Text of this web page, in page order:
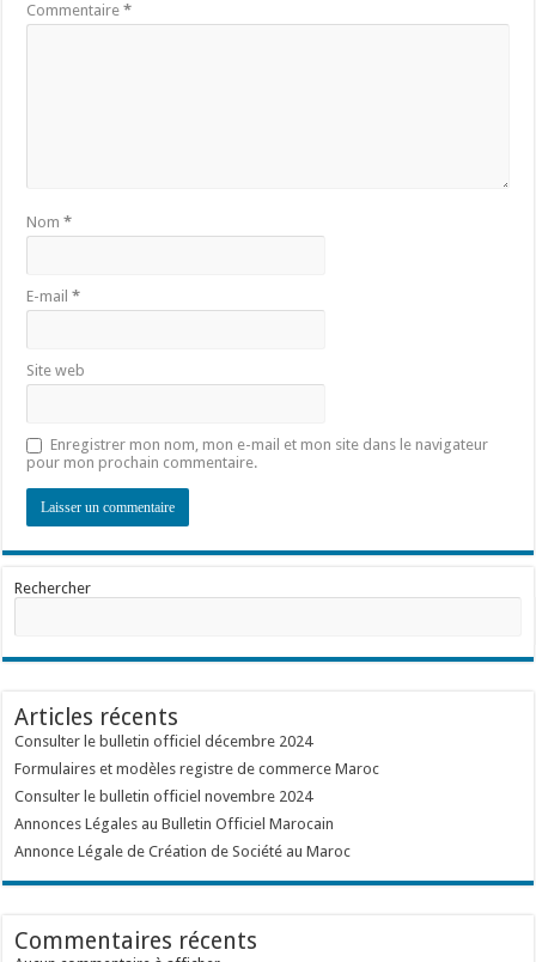
Commentaire*
Nom*
E-mail*
Site web
Enregistrer mon nom, mon e-mail et mon site dans le navigateur
pour mon prochain commentaire.
Rechercher
Articles récents
Consulter le bulletin officiel décembre 2024
Formulaires et modèles registre de commerce Maroc
Consulter le bulletin officiel novembre 2024
Annonces Légales au Bulletin Officiel Marocain
Annonce Légale de Création de Société au Maroc
Commentaires récents